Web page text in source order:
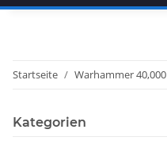
Startseite Warhammer 40,000
Kategorien